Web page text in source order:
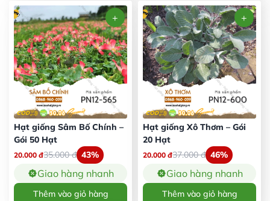
Hạt giống Sâm Bố Chính –
Gói 50 Hạt
20.000 đ35.000đ 43%
Giao hàng nhanh
Thêm vào giỏ hàng
Hạt giống Xô Thơm – Gói
20 Hạt
20.000 đ37.000đ 46%
Giao hàng nhanh
Thêm vào giỏ hàng